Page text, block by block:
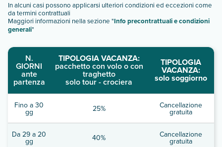
In alcuni casi possono applicarsi ulteriori condizioni ed eccezioni come
da termini contrattuali
Maggiori informazioni nella sezione "Info precontrattuali e condizioni
generali"
N.
GIORNI
ante
partenza
TIPOLOGIA VACANZA:
pacchetto con volo o con
traghetto
solo tour - crociera
TIPOLOGIA
VACANZA:
solo soggiorno
Fino a 30
gg 25% Cancellazione
gratuita
Da 29 a 20
gg 40% Cancellazione
gratuita